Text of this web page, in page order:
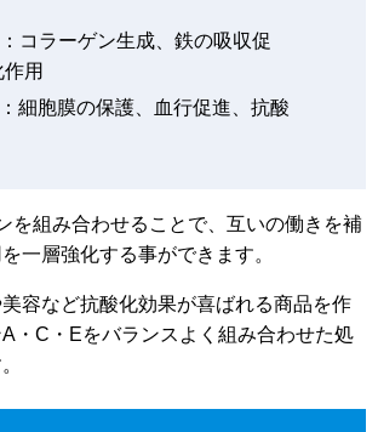
コラーゲン生成、鉄の吸収促
用
細胞膜の保護、血行促進、抗酸
を組み合わせることで、互いの働きを補
一層強化する事ができます。
容など抗酸化効果が喜ばれる商品を作
・C・Eをバランスよく組み合わせた処